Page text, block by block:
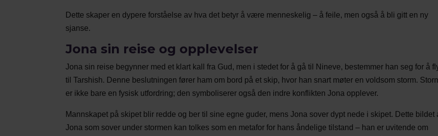
Dette skaper en dypere forståelse av hva det betyr å være menneskelig – å feile, men også å bli gitt en ny
sjanse.
Jona sin reise og opplevelser
Jona sin reise begynner med et klart kall fra Gud, men i stedet for å gå til Nineve, bestemmer han seg for å
til Tarshish. Denne beslutningen fører ham om bord på et skip, hvor han snart møter en voldsom storm.
er ikke bare en fysisk utfordring; den symboliserer også den indre konflikten Jona opplever.
Mannskapet på skipet blir redde og ber til sine egne guder, mens Jona sover dypt nede i skipet. Dette bildet
Jona som sover under stormen kan tolkes som en metafor for hans åndelige tilstand – han er uvitende om